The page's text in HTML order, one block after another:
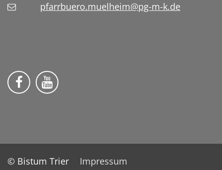
pfarrbuero.muelheim@pg-m-k.de
Wir auf Facebook
Wir auf YouTube
© Bistum Trier
Impressum